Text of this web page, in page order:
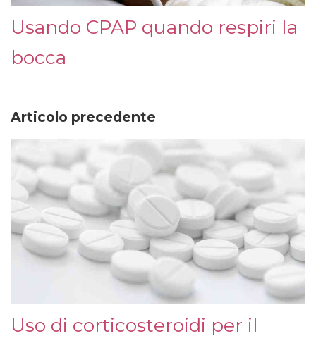
Usando CPAP quando respiri la
bocca
Articolo precedente
Uso di corticosteroidi per il